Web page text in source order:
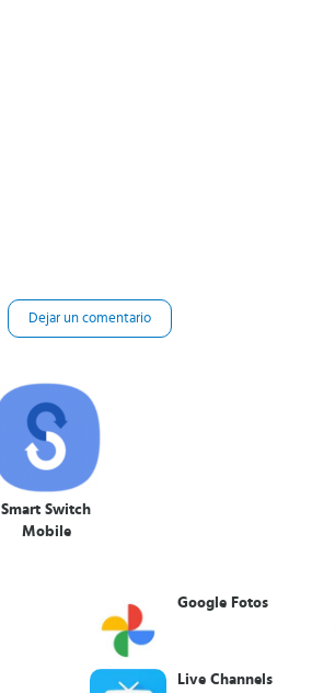
Dejar un comentario
Smart Switch
Mobile
Google Fotos
Live Channels